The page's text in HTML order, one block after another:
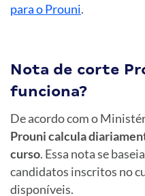
para o Prouni.
Nota de corte
funciona?
De acordo com o
Prouni calcula
curso. Essa nota se
candidatos inscritos no
disponíveis.